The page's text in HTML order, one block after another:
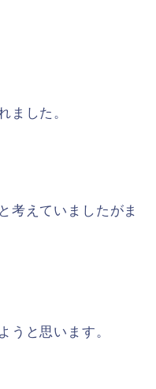
ました。
考えていましたがま
うと思います。